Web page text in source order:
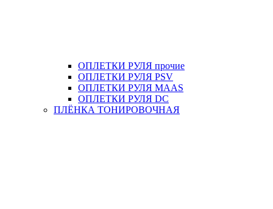
ОПЛЕТКИ РУЛЯ прочие
ОПЛЕТКИ РУЛЯ PSV
ОПЛЕТКИ РУЛЯ MAAS
ОПЛЕТКИ РУЛЯ DC
ПЛЁНКА ТОНИРОВОЧНАЯ